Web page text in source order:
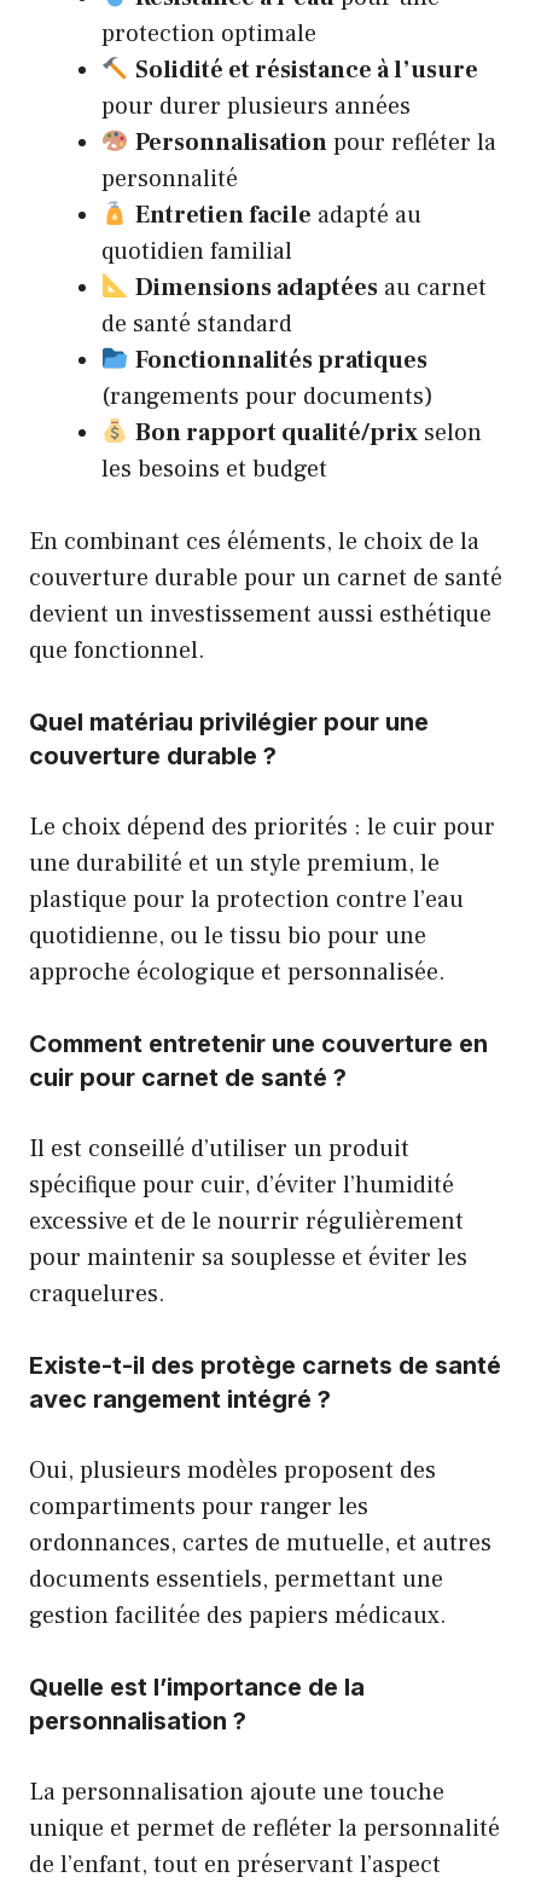
protection optimale
Solidité et résistance à l’usure
pour durer plusieurs années
Personnalisationpour refléter la
personnalité
Entretien facile adapté au
quotidien familial
Dimensions adaptéesau carnet
de santé standard
Fonctionnalités pratiques
(rangements pour documents)
Bon rapport qualité/prixselon
les besoins et budget
En combinant ces éléments, le choix de la
couverture durable pour un carnet de santé
devient un investissement aussi esthétique
que fonctionnel.
Quel matériau privilégier pour une
couverture durable ?
Le choix dépend des priorités : le cuir pour
une durabilité et un style premium, le
plastique pour la protection contre l’eau
quotidienne, ou le tissu bio pour une
approche écologique et personnalisée.
Comment entretenir une couverture en
cuir pour carnet de santé ?
Il est conseillé d’utiliser un produit
spécifique pour cuir, d’éviter l’humidité
excessive et de le nourrir régulièrement
pour maintenir sa souplesse et éviter les
craquelures.
Existe-t-il des protège carnets de santé
avec rangement intégré ?
Oui, plusieurs modèles proposent des
compartiments pour ranger les
ordonnances, cartes de mutuelle, et autres
documents essentiels, permettant une
gestion facilitée des papiers médicaux.
Quelle est l’importance de la
personnalisation ?
La personnalisation ajoute une touche
unique et permet de refléter la personnalité
de l’enfant, tout en préservant l’aspect